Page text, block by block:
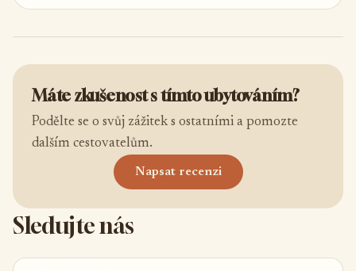
Máte zkušenost s tímto ubytováním?
Podělte se o svůj zážitek s ostatními a pomozte
dalším cestovatelům.
Napsat recenzi
Sledujte nás